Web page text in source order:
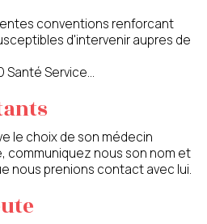
conventions renforcant
d'intervenir aupres de
Santé Service…
le choix de son médecin
communiquez nous son nom et
nous prenions contact avec lui.